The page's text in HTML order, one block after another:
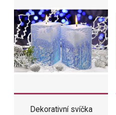
Dekorativní svíčka